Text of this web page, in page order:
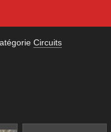
Circuits